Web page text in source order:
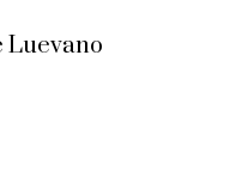
Luevano